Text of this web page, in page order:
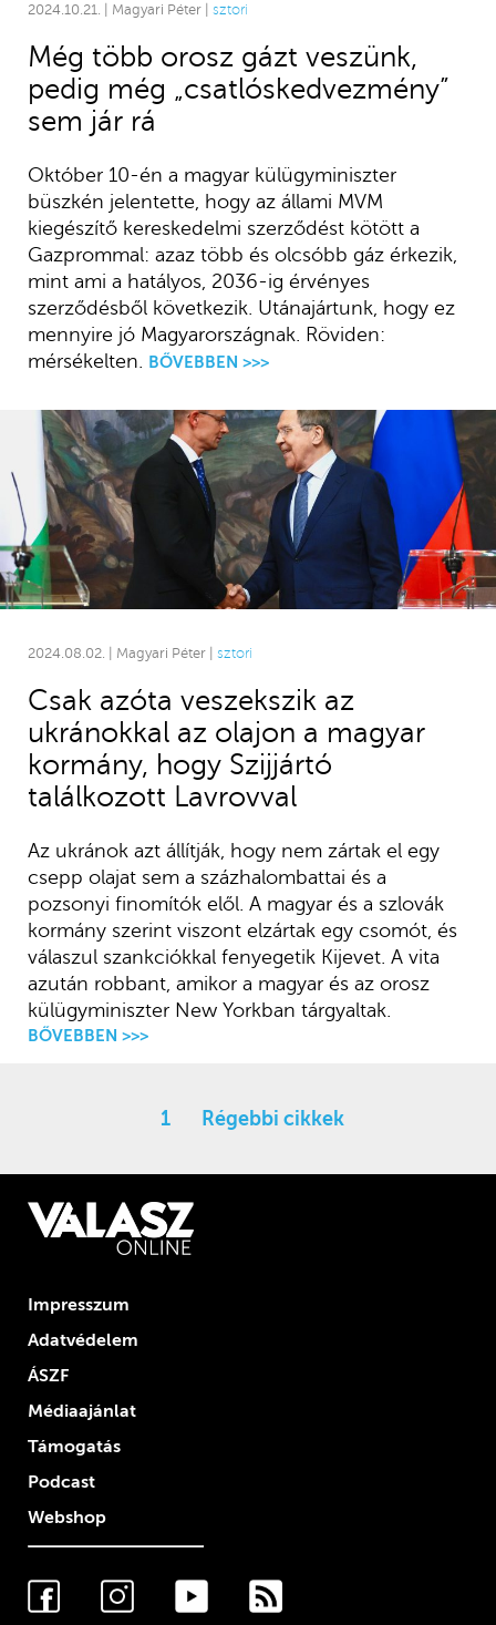
2024.10.21. | Magyari Péter | sztori
Még több orosz gázt veszünk,
pedig még „csatlóskedvezmény”
sem jár rá
Október 10-én a magyar külügyminiszter
büszkén jelentette, hogy az állami MVM
kiegészítő kereskedelmi szerződést kötött a
Gazprommal: azaz több és olcsóbb gáz érkezik,
mint ami a hatályos, 2036-ig érvényes
szerződésből következik. Utánajártunk, hogy ez
mennyire jó Magyarországnak. Röviden:
mérsékelten.
BŐVEBBEN >>>
2024.08.02. | Magyari Péter | sztori
Csak azóta veszekszik az
ukránokkal az olajon a magyar
kormány, hogy Szijjártó
találkozott Lavrovval
Az ukránok azt állítják, hogy nem zártak el egy
csepp olajat sem a százhalombattai és a
pozsonyi finomítók elől. A magyar és a szlovák
kormány szerint viszont elzártak egy csomót, és
válaszul szankciókkal fenyegetik Kijevet. A vita
azután robbant, amikor a magyar és az orosz
külügyminiszter New Yorkban tárgyaltak.
BŐVEBBEN >>>
1 Régebbi cikkek
Impresszum
Adatvédelem
ÁSZF
Médiaajánlat
Támogatás
Podcast
Webshop